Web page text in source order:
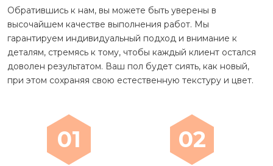
Обратившись к нам, вы можете быть уверены в
высочайшем качестве выполнения работ. Мы
гарантируем индивидуальный подход и внимание к
деталям, стремясь к тому, чтобы каждый клиент остался
доволен результатом. Ваш пол будет сиять, как новый,
при этом сохраняя свою естественную текстуру и цвет.
01 02